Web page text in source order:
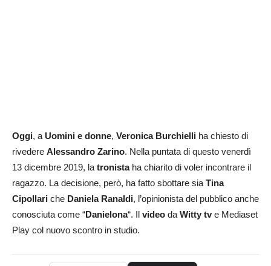
Oggi, aUomini e donne, Veronica Burchielli ha chiesto di
rivedere Alessandro Zarino. Nella puntata di questo venerdì
13 dicembre 2019, latronistaha chiarito di voler incontrare il
ragazzo. La decisione, però, ha fatto sbottare siaTina
Cipollari che Daniela Ranaldi, l’opinionista del pubblico anche
conosciuta come “Danielona“. Il video daWitty tve Mediaset
Play col nuovo scontro in studio.